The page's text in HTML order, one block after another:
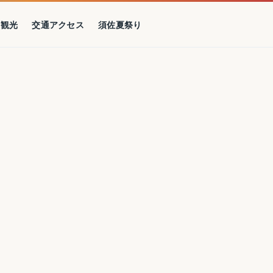
光 交通アクセス 須佐夏祭り